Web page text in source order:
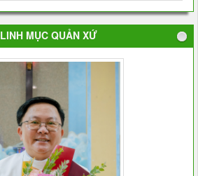
LINH MỤC QUẢN XỨ